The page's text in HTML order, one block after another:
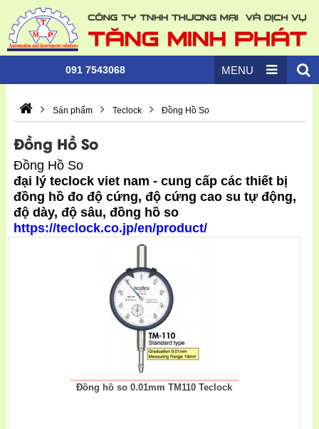
091 7543068 MENU
Sản phẩm Teclock Đồng Hồ So
Đồng Hồ So
Đồng Hồ So
đại lý teclock viet nam - cung cấp các thiết bị
đồng hồ đo độ cứng, độ cứng cao su tự động,
độ dày, độ sâu, đồng hồ so
https://teclock.co.jp/en/product/
Đồng hồ so 0.01mm TM110 Teclock